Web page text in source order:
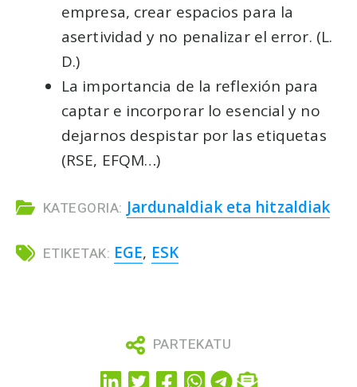
empresa, crear espacios para la
asertividad y no penalizar el error. (L.
D.)
La importancia de la reflexión para
captar e incorporar lo esencial y no
dejarnos despistar por las etiquetas
(RSE, EFQM…)
KATEGORIA: Jardunaldiak eta hitzaldiak
ETIKETAK: EGE, ESK
PARTEKATU